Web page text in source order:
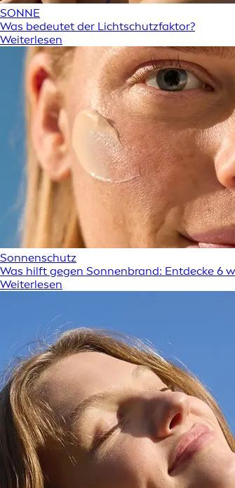
SONNE
Was bedeutet der Lichtschutzfaktor?
Weiterlesen
Sonnenschutz
Was hilft gegen Sonnenbrand: Entdecke 6
Weiterlesen